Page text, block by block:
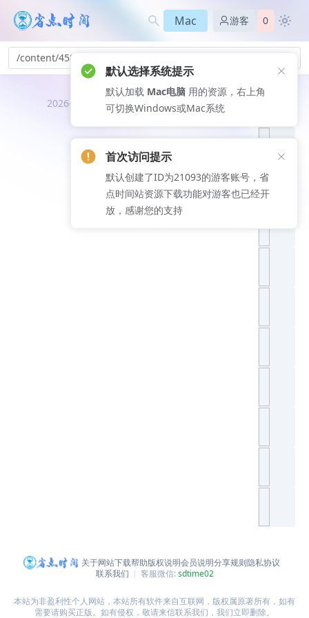
Mac 游客 0
/content/458
2026-08-06
推荐文
关于网站下载帮助版权说明会员说明分享规则隐私协议
联系我们
客服微信:sdtime02
本站为非盈利性个人网站，本站所有软件来自互联网，版权属原著所有，如有
需要请购买正版。如有侵权，敬请来信联系我们，我们立即删除。
默认选择系统提示
默认加载 Mac电脑 用的资源，右上角
可切换Windows或Mac系统
首次访问提示
默认创建了ID为21093的游客账号，省
点时间站资源下载功能对游客也已经开
放，感谢您的支持